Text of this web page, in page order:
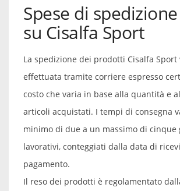
Spese di
su Cisalfa Sport
La spedizione dei prodotti Cisalfa Sport
effettuata tramite corriere espresso
costo che varia in base alla quantità e
articoli acquistati. I tempi di consegna
minimo di due a un massimo di cinque
lavorativi, conteggiati dalla data di
pagamento.
Il reso dei prodotti è regolamentato